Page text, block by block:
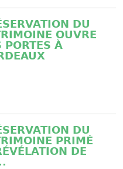
DU
OUVRE
PORTES À
DU
PRIMÉ
DE